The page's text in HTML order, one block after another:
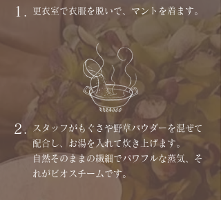
向上した！との声をいただいております。
1. 更衣室で衣服を脱いで、マントを着ます。
2.
スタッフがもぐさや野草パウダーを混ぜて
配合し、お湯を入れて炊き上げます。
自然そのままの繊細でパワフルな蒸気、そ
れがビオスチームです。